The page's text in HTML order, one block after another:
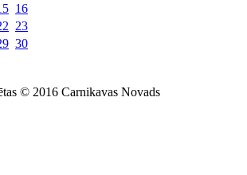
16
23
30
© 2016 Carnikavas Novads